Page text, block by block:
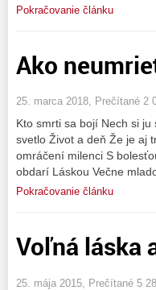
Pokračovanie článku
Ako
25. marca 2018, Prečítané 2
Kto smrti sa bojí Nech si
svetlo Život a deň Že je aj
omráčení milenci S
obdarí Láskou Večne
Pokračovanie článku
Voľná láska
25. mája 2015, Prečítané 5